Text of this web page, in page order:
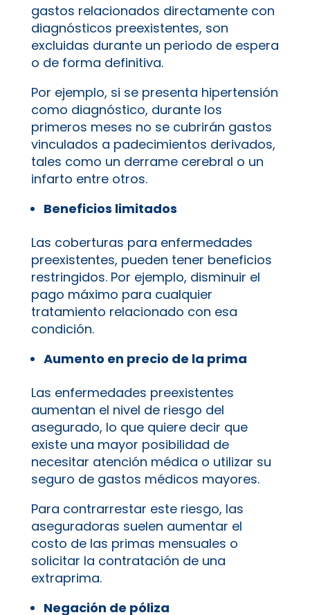
gastos relacionados directamente con
diagnósticos preexistentes, son
excluidas durante un periodo de espera
o de forma definitiva.
Por ejemplo, si se presenta hipertensión
como diagnóstico, durante los
primeros meses no se cubrirán gastos
vinculados a padecimientos derivados,
tales como un derrame cerebral o un
infarto entre otros.
Beneficios limitados
Las coberturas para enfermedades
preexistentes, pueden tener beneficios
restringidos. Por ejemplo, disminuir el
pago máximo para cualquier
tratamiento relacionado con esa
condición.
Aumento en precio de la prima
Las enfermedades preexistentes
aumentan el nivel de riesgo del
asegurado, lo que quiere decir que
existe una mayor posibilidad de
necesitar atención médica o utilizar su
seguro de gastos médicos mayores.
Para contrarrestar este riesgo, las
aseguradoras suelen aumentar el
costo de las primas mensuales o
solicitar la contratación de una
extraprima.
Negación de póliza